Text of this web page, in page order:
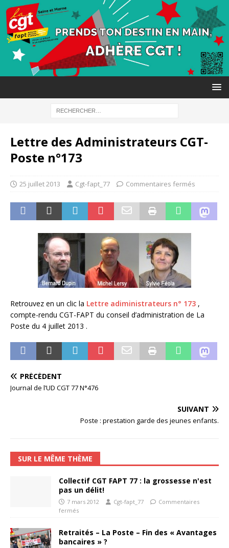
Lettre des Administrateurs CGT-
Poste n°173
25 juillet 2013 Cgt-fapt_77 Commentaires fermés
Retrouvez en un clic la Lettre adiministrateurs n° 173 ,
compte-rendu CGT-FAPT du conseil d’administration de La
Poste du 4 juillet 2013 .
PRÉCÉDENT
Journal de l’UD CGT 77 N°476
SUIVANT
Poste : prestation garde des jeunes enfants.
SUR LE MÊME THÈME
Collectif CGT FAPT 77 : la grossesse n'est
pas un délit!
7 mars 2012 Cgt-fapt_77
Commentaires
fermés
Retraités – La Poste – Fin des « Avantages
bancaires » ?